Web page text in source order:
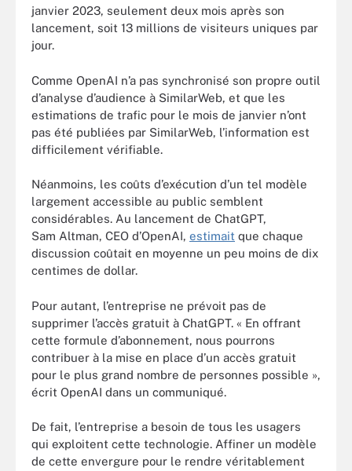
janvier 2023, seulement deux mois après son
lancement, soit 13 millions de visiteurs uniques par
jour.
Comme OpenAI n’a pas synchronisé son propre outil
d’analyse d’audience à SimilarWeb, et que les
estimations de trafic pour le mois de janvier n’ont
pas été publiées par SimilarWeb, l’information est
difficilement vérifiable.
Néanmoins, les coûts d’exécution d’un tel modèle
largement accessible au public semblent
considérables. Au lancement de ChatGPT,
Sam Altman, CEO d’OpenAI, estimait que chaque
discussion coûtait en moyenne un peu moins de dix
centimes de dollar.
Pour autant, l’entreprise ne prévoit pas de
supprimer l’accès gratuit à ChatGPT. « En offrant
cette formule d’abonnement, nous pourrons
contribuer à la mise en place d’un accès gratuit
pour le plus grand nombre de personnes possible »,
écrit OpenAI dans un communiqué.
De fait, l’entreprise a besoin de tous les usagers
qui exploitent cette technologie. Affiner un modèle
de cette envergure pour le rendre véritablement